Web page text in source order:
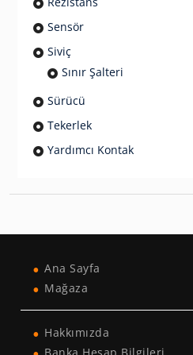
Sensör
Siviç
Sınır Şalteri
Sürücü
Tekerlek
Yardımcı Kontak
Ana Sayfa
Mağaza
Hakkımızda